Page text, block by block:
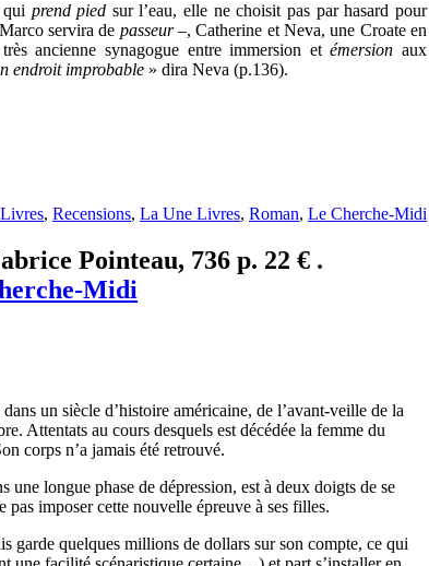
prend pied sur l’eau, elle ne choisit pas par hasard pour
servira de passeur –, Catherine et Neva, une Croate en
ancienne synagogue entre immersion etémersion aux
endroit improbable » dira Neva (p.136).
, Recensions, La Une Livres, Roman, Le Cherche-Midi
Pointeau, 736 p. 22 € .
Midi
un siècle d’histoire américaine, de l’avant-veille de la
Attentats au cours desquels est décédée la femme du
corps n’a jamais été retrouvé.
une longue phase de dépression, est à deux doigts de se
imposer cette nouvelle épreuve à ses filles.
garde quelques millions de dollars sur son compte, ce qui